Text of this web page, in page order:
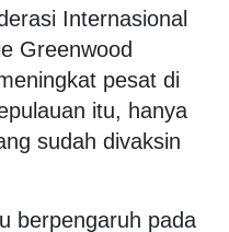
Internasional
Greenwood
pesat di
itu, hanya
sudah divaksin
berpengaruh pada